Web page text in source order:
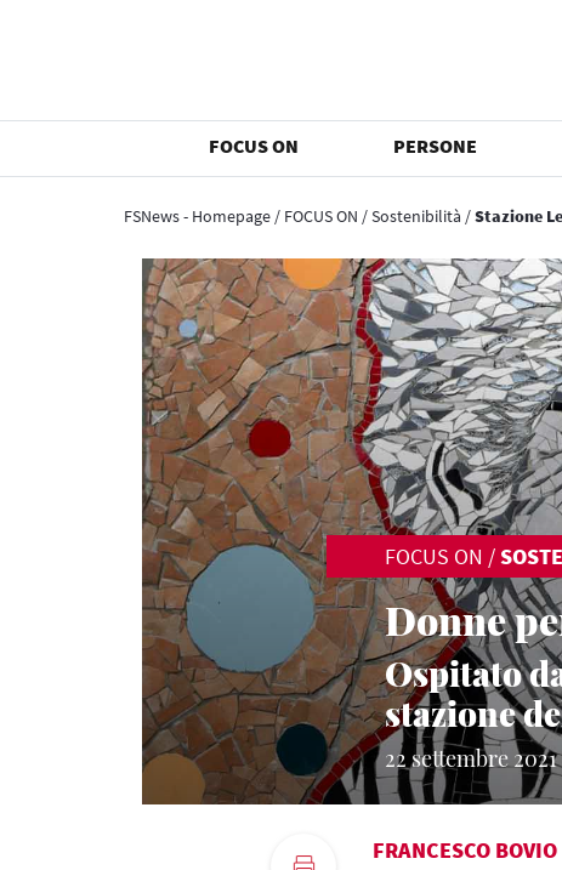
FOCUS ON PERSONE
FSNews - Homepage / FOCUS ON /Sostenibilità /Stazione
FOCUS ON /
Donne
Ospitato
stazione
22 settembre 2021
FRANCESCO BOVIO